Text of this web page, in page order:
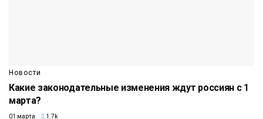
Новости
Какие законодательные изменения ждут россиян с 1
марта?
01 марта 1.7k